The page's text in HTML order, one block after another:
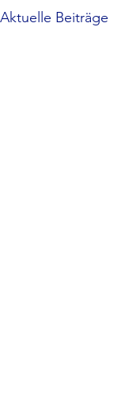
Aktuelle Beiträge